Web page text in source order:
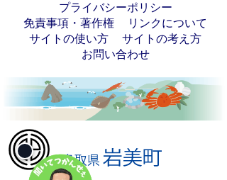
プライバシーポリシー
免責事項・著作権
リンクについて
サイトの使い方
サイトの考え方
お問い合わせ